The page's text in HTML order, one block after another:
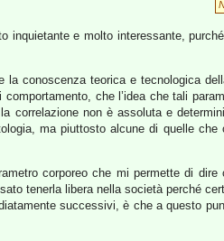
inquietante e molto interessante,
conoscenza teorica e tecnologica
che l’idea che tali
correlazione non è assoluta e
ma piuttosto alcune di quelle che
corporeo che mi permette di
tenerla libera nella società perché
successivi, è che a questo